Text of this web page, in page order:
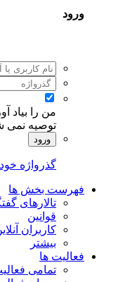
ورود
من را بیاد آور
توصیه نمی
ورود
گذرواژه
فهرست بخش ها
تالارهای
قوانین
کاربران
بیشتر
فعالیت ها
تمامی